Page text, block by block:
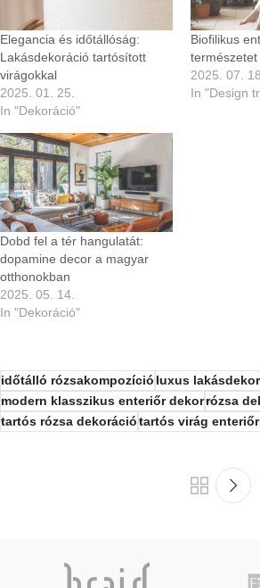
Elegancia és időtállóság:
Lakásdekoráció tartósított
virágokkal
2025. 01. 25.
In "Dekoráció"
Biofilikus
2025. 07. 18.
In "Design
Dobd fel a tér hangulatát:
dopamine decor a magyar
otthonokban
2025. 05. 14.
In "Dekoráció"
időtálló rózsakompozíció luxus lakásdekor
modern klasszikus enteriőr dekorrózsa
tartós rózsa dekoráció tartós virág